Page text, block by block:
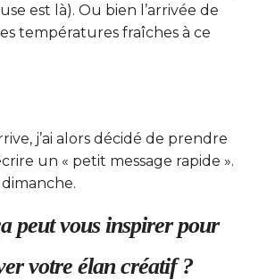
est là). Ou bien l’arrivée de
températures fraîches à ce
j’ai alors décidé de prendre
un « petit message rapide ».
dimanche.
peut vous inspirer pour
votre élan créatif ?